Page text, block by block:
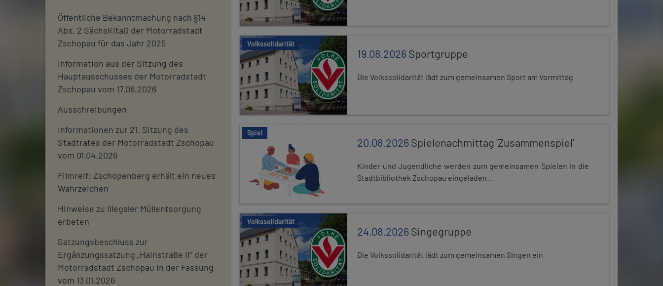
Öffentliche Bekanntmachung nach §14
Abs. 2 SächsKitaG der Motorradstadt
Zschopau für das Jahr 2025
Information aus der Sitzung des
Hauptausschusses der Motorradstadt
Zschopau vom 17.06.2026
Ausschreibungen
Informationen zur 21. Sitzung des
Stadtrates der Motorradstadt Zschopau
vom 01.04.2026
Filmreif: Zschopenberg erhält ein neues
Wahrzeichen
Hinweise zu illegaler Müllentsorgung
erbeten
Satzungsbeschluss zur
Ergänzungssatzung „Hainstraße II“ der
Motorradstadt Zschopau in der Fassung
vom 13.01.2026
Volkssolidarität
19.08.2026Sportgruppe
Die Volkssolidarität lädt zum gemeinsamen Sport am Vormittag
Spiel
20.08.2026Spielenachmittag 'Zusammenspiel'
Kinder und Jugendliche werden zum gemeinsamen Spielen in die
Stadtbibliothek Zschopau eingeladen...
Volkssolidarität
24.08.2026Singegruppe
Die Volkssolidarität lädt zum gemeinsamen Singen ein